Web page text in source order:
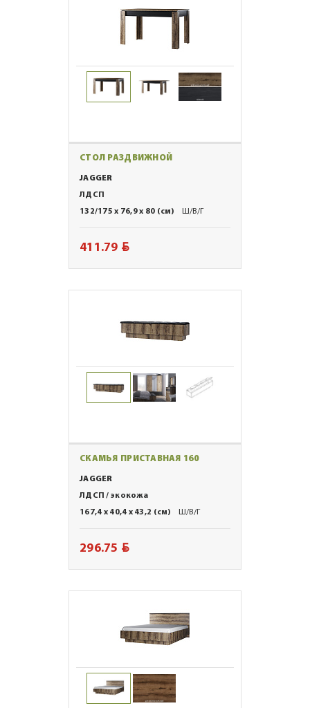
СТОЛ РАЗДВИЖНОЙ
JAGGER
ЛДСП
132/175 x 76,9 x 80 (см)
Ш/В/Г
411.79 BYN
СКАМЬЯ ПРИСТАВНАЯ 160
JAGGER
ЛДСП / экокожа
167,4 x 40,4 x 43,2 (см)
Ш/В/Г
296.75 BYN